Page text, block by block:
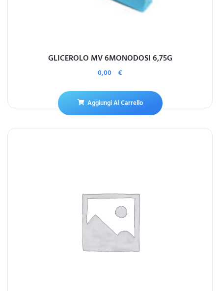
GLICEROLO MV 6MONODOSI 6,75G
0,00 €
Aggiungi Al Carrello